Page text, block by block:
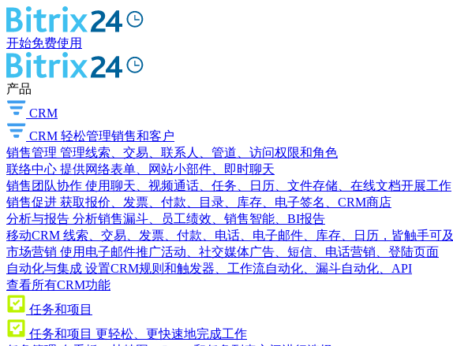
开始免费使用
产品
CRM
CRM 轻松管理销售和客户
销售管理 管理线索、交易、联系人、管道、访问权限和角色
联络中心 提供网络表单、网站小部件、即时聊天
销售团队协作 使用聊天、视频通话、任务、日历、文件存储、在线文档开展工作
销售促进 获取报价、发票、付款、目录、库存、电子签名、CRM商店
分析与报告 分析销售漏斗、员工绩效、销售智能、BI报告
移动CRM 线索、交易、发票、付款、电话、电子邮件、库存、日历，皆触手可及
市场营销 使用电子邮件推广活动、社交媒体广告、短信、电话营销、登陆页面
自动化与集成 设置CRM规则和触发器、工作流自动化、漏斗自动化、API
查看所有CRM功能
任务和项目
任务和项目 更轻松、更快速地完成工作